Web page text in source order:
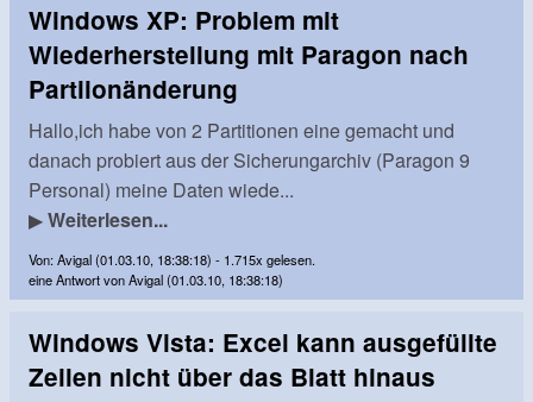
Windows XP: Problem mit
Wiederherstellung mit Paragon nach
Partiionänderung
Hallo,ich habe von 2 Partitionen eine gemacht und
danach probiert aus der Sicherungarchiv (Paragon 9
Personal) meine Daten wiede...
▶Weiterlesen...
Von: Avigal (01.03.10, 18:38:18) - 1.715x gelesen.
eine Antwort von Avigal (01.03.10, 18:38:18)
Windows Vista: Excel kann ausgefüllte
Zeilen nicht über das Blatt hinaus